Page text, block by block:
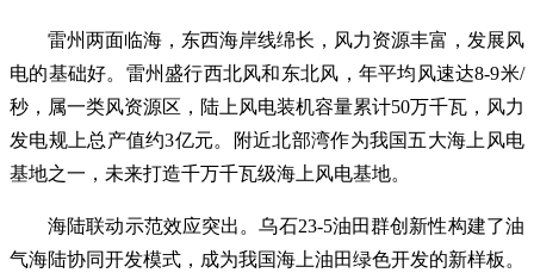
雷州两面临海，东西海岸线绵长，风力资源丰富，发展风
电的基础好。雷州盛行西北风和东北风，年平均风速达8-9米/
秒，属一类风资源区，陆上风电装机容量累计50万千瓦，风力
发电规上总产值约3亿元。附近北部湾作为我国五大海上风电
基地之一，未来打造千万千瓦级海上风电基地。
海陆联动示范效应突出。乌石23-5油田群创新性构建了油
气海陆协同开发模式，成为我国海上油田绿色开发的新样板。